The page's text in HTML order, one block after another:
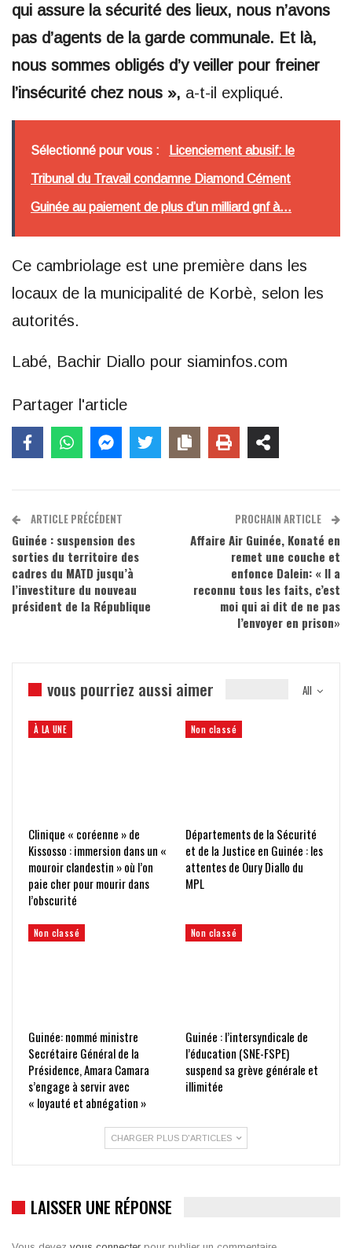
qui assure la sécurité des lieux, nous n’avons
pas d’agents de la garde communale. Et là,
nous sommes obligés d’y veiller pour freiner
l’insécurité chez nous », a-t-il expliqué.
Sélectionné pour vous : Licenciement abusif: le
Tribunal du Travail condamne Diamond Cément
Guinée au paiement de plus d’un milliard gnf à...
Ce cambriolage est une première dans les
locaux de la municipalité de Korbè, selon les
autorités.
Labé, Bachir Diallo pour siaminfos.com
Partager l'article
ARTICLE PRÉCÉDENT
Guinée : suspension des
sorties du territoire des
cadres du MATD jusqu’à
l’investiture du nouveau
président de la République
PROCHAIN ARTICLE
Affaire Air Guinée, Konaté en
remet une couche et
enfonce Dalein: « Il a
reconnu tous les faits, c’est
moi qui ai dit de ne pas
l’envoyer en prison»
All
vous pourriez aussi aimer
À LA UNE
Clinique « coréenne » de
Kissosso : immersion dans un «
mouroir clandestin » où l’on
paie cher pour mourir dans
l’obscurité
Non classé
Départements de la Sécurité
et de la Justice en Guinée : les
attentes de Oury Diallo du
MPL
Non classé
Guinée: nommé ministre
Secrétaire Général de la
Présidence, Amara Camara
s’engage à servir avec
« loyauté et abnégation »
Non classé
Guinée : l’intersyndicale de
l’éducation (SNE-FSPE)
suspend sa grève générale et
illimitée
CHARGER PLUS D'ARTICLES
LAISSER UNE RÉPONSE